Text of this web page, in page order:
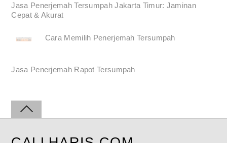
Jasa Penerjemah Tersumpah Jakarta Timur: Jaminan
Cepat & Akurat
Cara Memilih Penerjemah Tersumpah
Jasa Penerjemah Rapot Tersumpah